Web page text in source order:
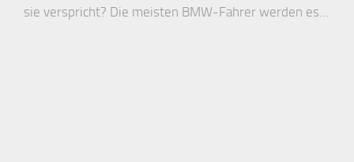
sie verspricht? Die meisten BMW-Fahrer werden es...